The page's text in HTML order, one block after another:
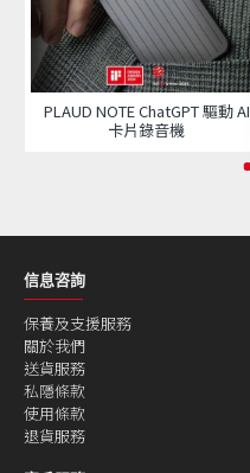
PLAUD NOTE ChatGPT 驅動 AI
卡片錄音機
信息咨詢
保養及支援服務
關於我們
送貨服務
私隱條款
使用條款
退貨服務